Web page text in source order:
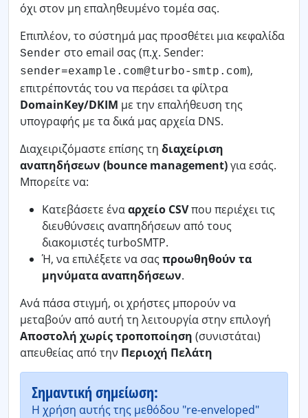
όχι στον μη επαληθευμένο τομέα σας.
Επιπλέον, το σύστημά μας προσθέτει μια κεφαλίδα
Sender στο email σας (π.χ. Sender:
sender=example.com@turbo-smtp.com),
επιτρέποντάς του να περάσει τα φίλτρα
DomainKey/DKIM με την επαλήθευση της
υπογραφής με τα δικά μας αρχεία DNS.
Διαχειριζόμαστε επίσης τη διαχείριση
αναπηδήσεων (bounce management)για εσάς.
Μπορείτε να:
Κατεβάσετε ένααρχείο CSVπου περιέχει τις
διευθύνσεις αναπηδήσεων από τους
διακομιστές turboSMTP.
Ή, να επιλέξετε να σας προωθηθούν τα
μηνύματα αναπηδήσεων.
Ανά πάσα στιγμή, οι χρήστες μπορούν να
μεταβούν από αυτή τη λειτουργία στην επιλογή
Αποστολή χωρίς τροποποίηση (συνιστάται)
απευθείας από την Περιοχή Πελάτη
Σημαντική σημείωση:
Η χρήση αυτής της μεθόδου "re-enveloped"